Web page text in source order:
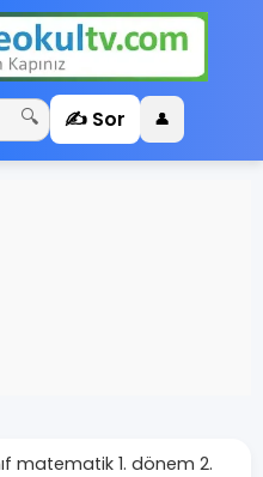
🔍 ✍️ Sor 👤
matematik 1. dönem 2.